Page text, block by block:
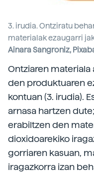
3. irudia. Ontziratu
materialak ezaugarri
Ainara Sangroniz,
Ontziaren
den produktuaren
kontuan (3. irudia).
arnasa hartzen
erabiltzen den
dioxidoarekiko
gorriaren kasuan,
iragazkorra izan